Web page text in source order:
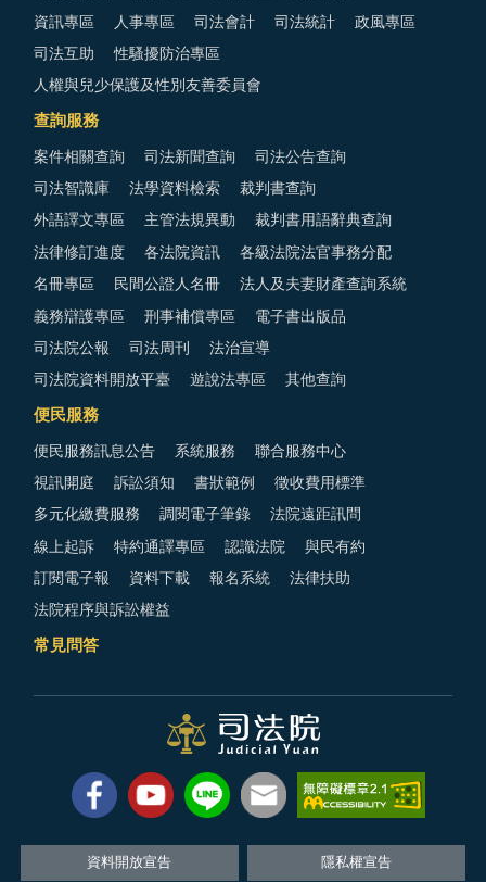
資訊專區 人事專區 司法會計 司法統計 政風專區
司法互助 性騷擾防治專區
人權與兒少保護及性別友善委員會
查詢服務
案件相關查詢 司法新聞查詢 司法公告查詢
司法智識庫 法學資料檢索 裁判書查詢
外語譯文專區 主管法規異動 裁判書用語辭典查詢
法律修訂進度 各法院資訊 各級法院法官事務分配
名冊專區 民間公證人名冊 法人及夫妻財產查詢系統
義務辯護專區 刑事補償專區 電子書出版品
司法院公報 司法周刊 法治宣導
司法院資料開放平臺 遊說法專區 其他查詢
便民服務
便民服務訊息公告 系統服務 聯合服務中心
視訊開庭 訴訟須知 書狀範例 徵收費用標準
多元化繳費服務 調閱電子筆錄 法院遠距訊問
線上起訴 特約通譯專區 認識法院 與民有約
訂閱電子報 資料下載 報名系統 法律扶助
法院程序與訴訟權益
常見問答
資料開放宣告 隱私權宣告